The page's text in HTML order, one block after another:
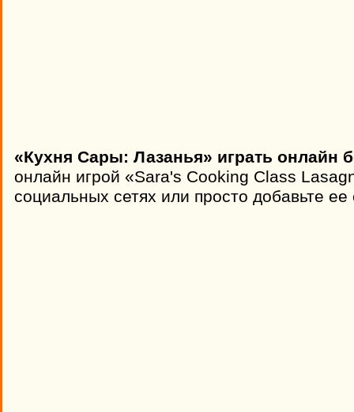
«Кухня Сары: Лазанья» играть онлайн
онлайн игрой «Sara's Cooking Class
социальных сетях или просто добавьте ее